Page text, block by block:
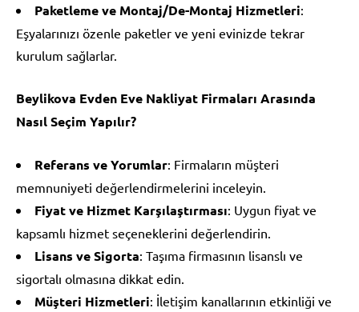
Paketleme ve Montaj/De-Montaj Hizmetleri:
Eşyalarınızı özenle paketler ve yeni evinizde tekrar
kurulum sağlarlar.
Beylikova Evden Eve Nakliyat Firmaları Arasında
Nasıl Seçim Yapılır?
Referans ve Yorumlar: Firmaların müşteri
memnuniyeti değerlendirmelerini inceleyin.
Fiyat ve Hizmet Karşılaştırması: Uygun fiyat ve
kapsamlı hizmet seçeneklerini değerlendirin.
Lisans ve Sigorta: Taşıma firmasının lisanslı ve
sigortalı olmasına dikkat edin.
Müşteri Hizmetleri: İletişim kanallarının etkinliği ve